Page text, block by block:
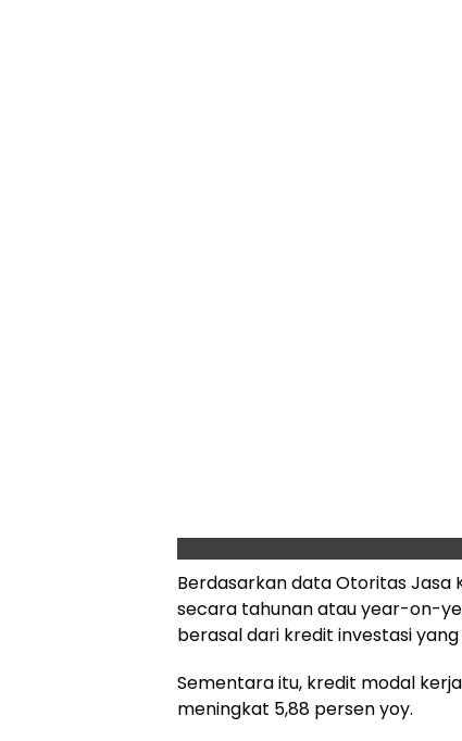
Berdasarkan data Otoritas Jasa
secara tahunan atau year-on-
berasal dari kredit investasi
Sementara itu, kredit modal
meningkat 5,88 persen yoy.